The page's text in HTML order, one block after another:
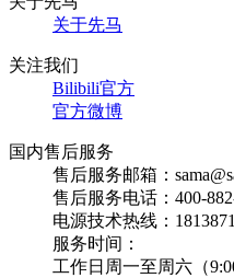
关于先马
关注我们
Bilibili官方
官方微博
国内售后服务
售后服务邮箱：
售后服务电话：400-
电源技术热线：
服务时间：
工作日周一至周六（